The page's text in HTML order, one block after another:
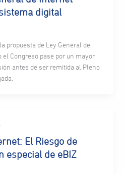
digital
propuesta de Ley General de
el Congreso pase por un mayor
antes de ser remitida al Pleno
El Riesgo de
especial de eBIZ